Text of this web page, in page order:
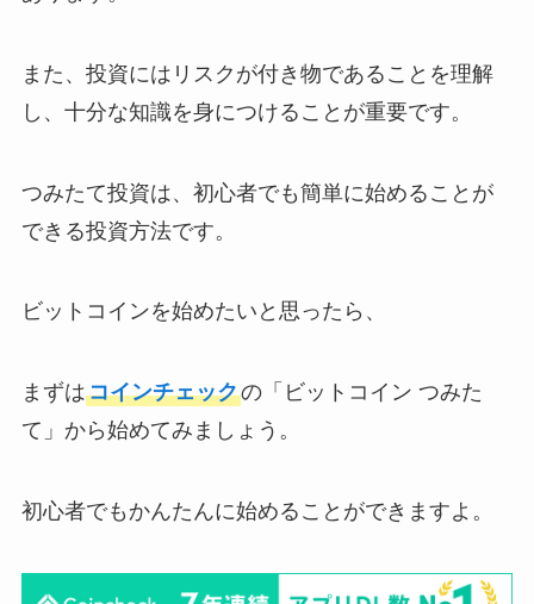
また、投資にはリスクが付き物であることを理解
し、十分な知識を身につけることが重要です。
つみたて投資は、初心者でも簡単に始めることが
できる投資方法です。
ビットコインを始めたいと思ったら、
まずはコインチェックの「ビットコイン つみた
て」から始めてみましょう。
初心者でもかんたんに始めることができますよ。